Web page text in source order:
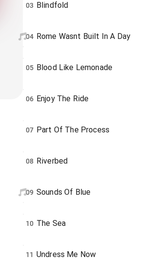
03 Blindfold
04 Rome Wasnt Built In A Day
05 Blood Like Lemonade
06 Enjoy The Ride
07 Part Of The Process
08 Riverbed
09 Sounds Of Blue
10 The Sea
11 Undress Me Now